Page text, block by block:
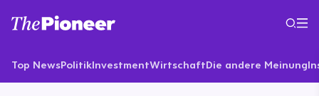
Top NewsPolitikInvestmentWirtschaftDie andere Meinung